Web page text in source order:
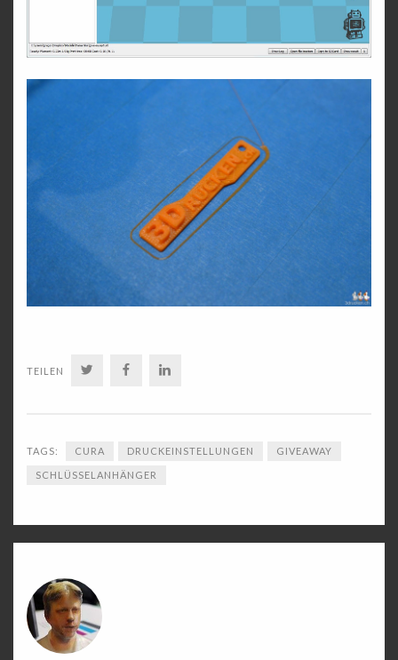
TEILEN TWITTERFACEBOOK
TAGS: CURA DRUCKEINSTELLUNGEN GIVEAWAY
SCHLÜSSELANHÄNGER